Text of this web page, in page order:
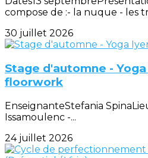
compose de :- la nuque - les
30 juillet 2026
Stage d'automne -
floorwork
EnseignanteStefania
Issamoulenc -...
24 juillet 2026